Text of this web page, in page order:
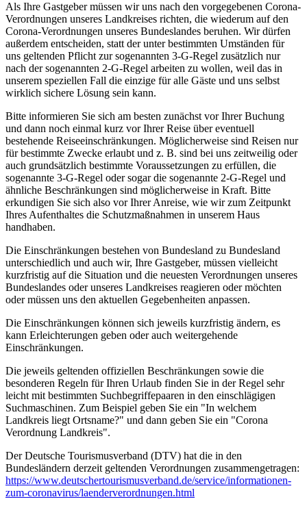
Als Ihre Gastgeber müssen wir uns nach den vorgegebenen Corona-
Verordnungen unseres Landkreises richten, die wiederum auf den
Corona-Verordnungen unseres Bundeslandes beruhen. Wir dürfen
außerdem entscheiden, statt der unter bestimmten Umständen für
uns geltenden Pflicht zur sogenannten 3-G-Regel zusätzlich nur
nach der sogenannten 2-G-Regel arbeiten zu wollen, weil das in
unserem speziellen Fall die einzige für alle Gäste und uns selbst
wirklich sichere Lösung sein kann.
Bitte informieren Sie sich am besten zunächst vor Ihrer Buchung
und dann noch einmal kurz vor Ihrer Reise über eventuell
bestehende Reiseeinschränkungen. Möglicherweise sind Reisen nur
für bestimmte Zwecke erlaubt und z. B. sind bei uns zeitweilig oder
auch grundsätzlich bestimmte Voraussetzungen zu erfüllen, die
sogenannte 3-G-Regel oder sogar die sogenannte 2-G-Regel und
ähnliche Beschränkungen sind möglicherweise in Kraft. Bitte
erkundigen Sie sich also vor Ihrer Anreise, wie wir zum Zeitpunkt
Ihres Aufenthaltes die Schutzmaßnahmen in unserem Haus
handhaben.
Die Einschränkungen bestehen von Bundesland zu Bundesland
unterschiedlich und auch wir, Ihre Gastgeber, müssen vielleicht
kurzfristig auf die Situation und die neuesten Verordnungen unseres
Bundeslandes oder unseres Landkreises reagieren oder möchten
oder müssen uns den aktuellen Gegebenheiten anpassen.
Die Einschränkungen können sich jeweils kurzfristig ändern, es
kann Erleichterungen geben oder auch weitergehende
Einschränkungen.
Die jeweils geltenden offiziellen Beschränkungen sowie die
besonderen Regeln für Ihren Urlaub finden Sie in der Regel sehr
leicht mit bestimmten Suchbegriffepaaren in den einschlägigen
Suchmaschinen. Zum Beispiel geben Sie ein "In welchem
Landkreis liegt Ortsname?" und dann geben Sie ein "Corona
Verordnung Landkreis".
Der Deutsche Tourismusverband (DTV) hat die in den
Bundesländern derzeit geltenden Verordnungen zusammengetragen:
https://www.deutscher­tourismusverband.de/­service/­informationen-
zum-coronavirus/­laenderverordnungen.html